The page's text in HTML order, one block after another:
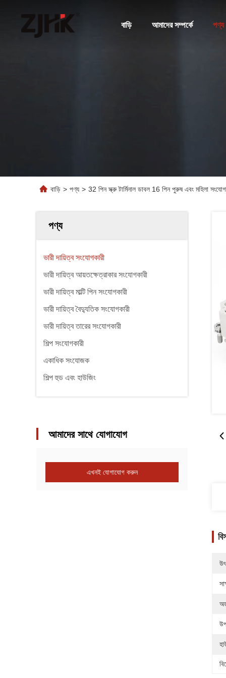
বাড়ি আমাদের সম্পর্কে পণ্য
বাড়ি > পণ্য > 32 পিন স্ক্রু টার্মিনাল ডাবল 16 পিন পুরুষ এবং মহিলা
পণ্য
ভারী দায়িত্ব সংযোগকারী
ভারী দায়িত্ব আয়তক্ষেত্রাকার সংযোগকারী
ভারী দায়িত্ব মাল্টি পিন সংযোগকারী
ভারী দায়িত্ব বৈদ্যুতিক সংযোগকারী
ভারী দায়িত্ব তারের সংযোগকারী
শিল্প সংযোগকারী
একাধিক সংযোজক
শিল্প হুড এবং হাউজিং
আমাদের সাথে যোগাযোগ
এখনই যোগাযোগ করুন